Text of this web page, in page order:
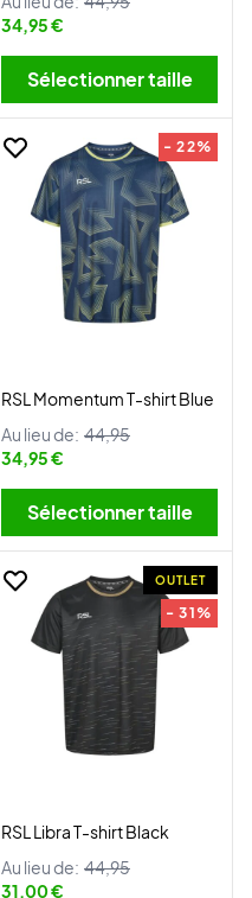
34,95 €
Sélectionner taille
- 22%
RSL Momentum T-shirt Blue
Au lieu de: 44,95
34,95 €
Sélectionner taille
OUTLET
- 31%
RSL Libra T-shirt Black
Au lieu de: 44,95
31,00 €